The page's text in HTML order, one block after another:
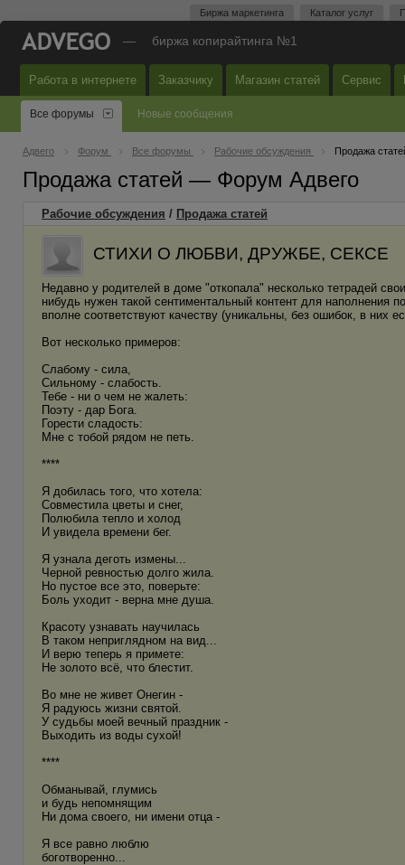
Биржа маркетинга Каталог услуг
— биржа копирайтинга №1
Работа в интернете Заказчику Магазин статей Сервис
Все форумы Новые сообщения
Адвего Форум Все форумы Рабочие обсуждения Продажа
Продажа статей — Форум Адвего
Рабочие обсуждения / Продажа статей
СТИХИ О ЛЮБВИ, ДРУЖБЕ, СЕКСЕ
Недавно у родителей в доме "откопала" несколько тетрадей
нибудь нужен такой сентиментальный контент для наполнения
вполне соответствуют качеству (уникальны, без ошибок, в них
Вот несколько примеров:
Слабому - сила,
Сильному - слабость.
Тебе - ни о чем не жалеть:
Поэту - дар Бога.
Горести сладость:
Мне с тобой рядом не петь.
****
Я добилась того, что хотела:
Совместила цветы и снег,
Полюбила тепло и холод
И увидела времени бег.
Я узнала деготь измены...
Черной ревностью долго жила.
Но пустое все это, поверьте:
Боль уходит - верна мне душа.
Красоту узнавать научилась
В таком неприглядном на вид...
И верю теперь я примете:
Не золото всё, что блестит.
Во мне не живет Онегин -
Я радуюсь жизни святой.
У судьбы моей вечный праздник -
Выходить из воды сухой!
****
Обманывай, глумись
и будь непомнящим
Ни дома своего, ни имени отца -
Я все равно люблю
боготворенно...